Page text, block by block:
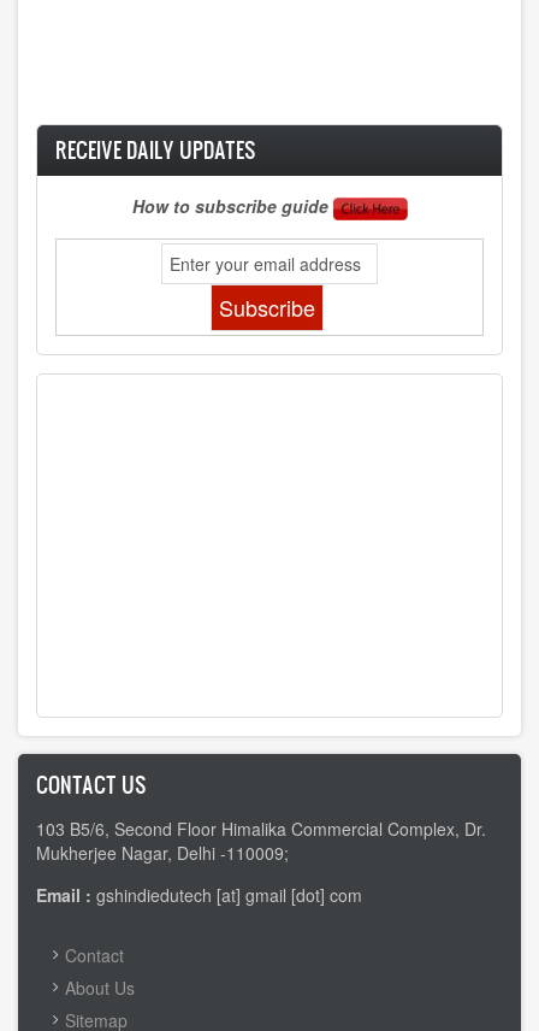
RECEIVE DAILY UPDATES
How to subscribe guide
CONTACT US
103 B5/6, Second Floor Himalika Commercial Complex, Dr.
Mukherjee Nagar, Delhi -110009;
Email : gshindiedutech [at] gmail [dot] com
FOOTER
MENU
Contact
About Us
Sitemap